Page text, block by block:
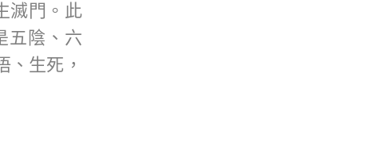
滅門。此
五陰、六
、生死，